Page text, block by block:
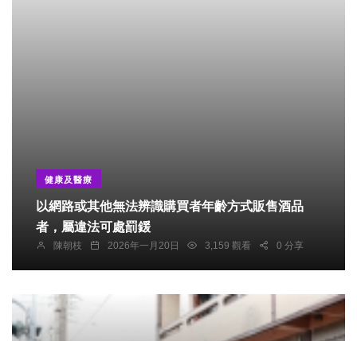
健康及醫療
以網路或其他無法辨識購買者年齡方式販售酒品
者，屬違法可處罰鍰
陳朝枝 2026年一月20日 3,159 觀看 0 分享